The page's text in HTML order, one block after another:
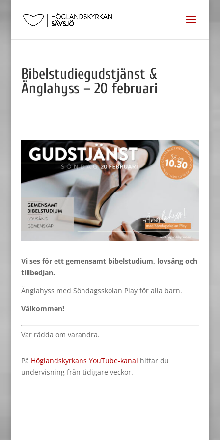
Bibelstudiegudstjänst &
Änglahyss – 20 februari
Vi ses för ett gemensamt bibelstudium, lovsång och
tillbedjan.
Änglahyss med Söndagsskolan Play för alla barn.
Välkommen!
Var rädda om varandra.
På Höglandskyrkans YouTube-kanal hittar du
undervisning från tidigare veckor.